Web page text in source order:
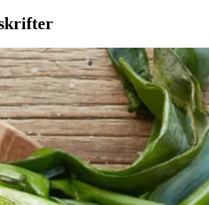
CatalanskCatalansk
bønnesalatbønnesala
t medmed
grilledegrillede
grøntsagergrøntsage
r ogog salbitxada-
saucesalbitxada-